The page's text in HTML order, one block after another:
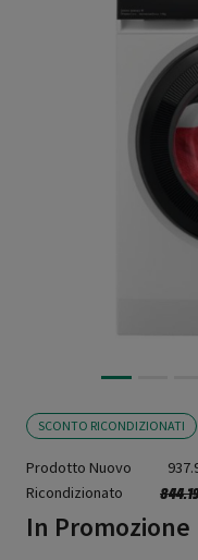
SCONTO RICONDIZIONATI
Prodotto Nuovo
Ricondizionato
In Promozione